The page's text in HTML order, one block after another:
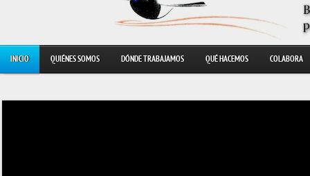
INICIO QUIÉNES SOMOS DÓNDE TRABAJAMOS QUÉ HACEMOS COLABORA